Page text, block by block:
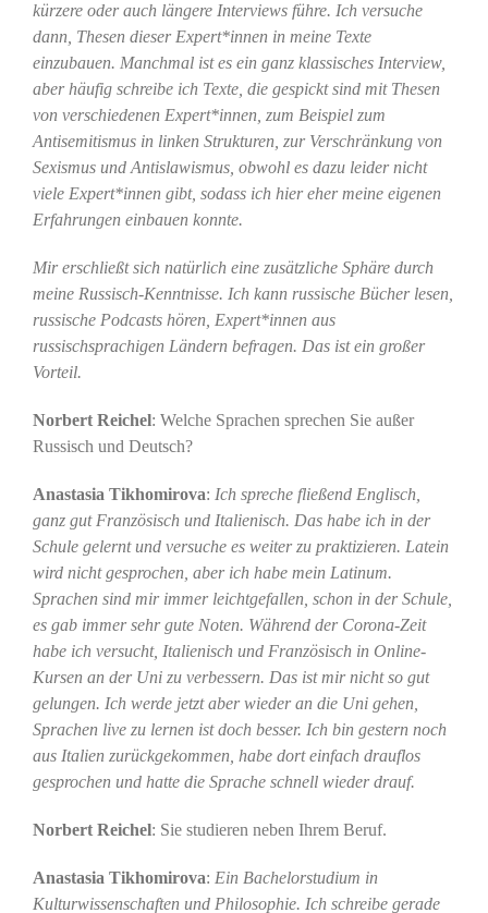
kürzere oder auch längere Interviews führe. Ich versuche
dann, Thesen dieser Expert*innen in meine Texte
einzubauen. Manchmal ist es ein ganz klassisches Interview,
aber häufig schreibe ich Texte, die gespickt sind mit Thesen
von verschiedenen Expert*innen, zum Beispiel zum
Antisemitismus in linken Strukturen, zur Verschränkung von
Sexismus und Antislawismus, obwohl es dazu leider nicht
viele Expert*innen gibt, sodass ich hier eher meine eigenen
Erfahrungen einbauen konnte.
Mir erschließt sich natürlich eine zusätzliche Sphäre durch
meine Russisch-Kenntnisse. Ich kann russische Bücher lesen,
russische Podcasts hören, Expert*innen aus
russischsprachigen Ländern befragen. Das ist ein großer
Vorteil.
Norbert Reichel: Welche Sprachen sprechen Sie außer
Russisch und Deutsch?
Anastasia Tikhomirova: Ich spreche fließend Englisch,
ganz gut Französisch und Italienisch. Das habe ich in der
Schule gelernt und versuche es weiter zu praktizieren. Latein
wird nicht gesprochen, aber ich habe mein Latinum.
Sprachen sind mir immer leichtgefallen, schon in der Schule,
es gab immer sehr gute Noten. Während der Corona-Zeit
habe ich versucht, Italienisch und Französisch in Online-
Kursen an der Uni zu verbessern. Das ist mir nicht so gut
gelungen. Ich werde jetzt aber wieder an die Uni gehen,
Sprachen live zu lernen ist doch besser. Ich bin gestern noch
aus Italien zurückgekommen, habe dort einfach drauflos
gesprochen und hatte die Sprache schnell wieder drauf.
Norbert Reichel: Sie studieren neben Ihrem Beruf.
Anastasia Tikhomirova: Ein Bachelorstudium in
Kulturwissenschaften und Philosophie. Ich schreibe gerade